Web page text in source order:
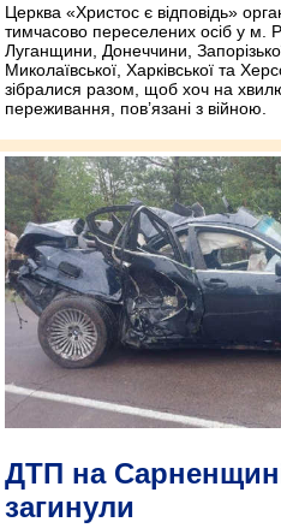
Церква «Христос є відповідь»
тимчасово переселених осіб у м.
Луганщини, Донеччини,
Миколаївської, Харківської та
зібралися разом, щоб хоч на
переживання, пов’язані з війною.
ДТП на
загинули